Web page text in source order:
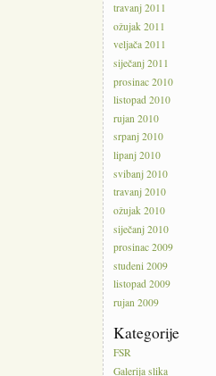
travanj 2011
ožujak 2011
veljača 2011
siječanj 2011
prosinac 2010
listopad 2010
rujan 2010
srpanj 2010
lipanj 2010
svibanj 2010
travanj 2010
ožujak 2010
siječanj 2010
prosinac 2009
studeni 2009
listopad 2009
rujan 2009
Kategorije
FSR
Galerija slika